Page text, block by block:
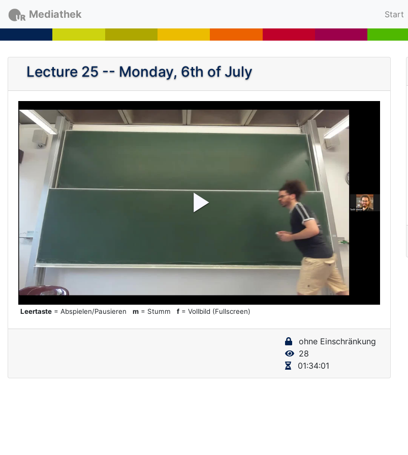
Mediathek Start
Lecture 25 -- Monday, 6th of July
a
y
d
Leertaste = Abspielen/Pausieren m = Stumm f = Vollbild (Fullscreen)
ohne Einschränkung
28
01:34:01